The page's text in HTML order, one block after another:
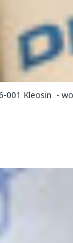
001 Kleosin -